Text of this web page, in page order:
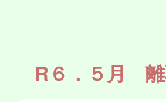
R６．５月